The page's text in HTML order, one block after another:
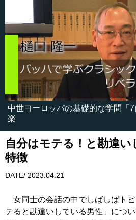
中世ヨーロッパの基礎的な学問「
楽
自分はモテる！と勘違
特徴
DATE/ 2023.04.21
女同士の会話の中でしばしばト
テると勘違いしている男性」につ